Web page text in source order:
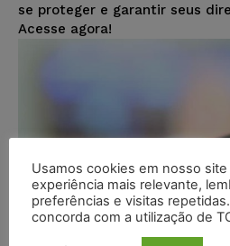
se proteger e garantir seus
Acesse agora!
Usamos cookies em nosso
experiência mais relevante,
preferências e visitas
concorda com a utilização de